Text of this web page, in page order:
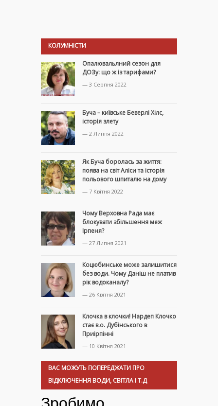
КОЛУМНІСТИ
Опалювальлний сезон для
ДОЗу: що ж із тарифами?
— 3 Серпня 2022
Буча – київське Беверлі Хілс,
історія злету
— 2 Липня 2022
Як Буча боролась за життя:
поява на світ Аліси та історія
польового шпиталю на дому
— 7 Квітня 2022
Чому Верховна Рада має
блокувати збільшення меж
Ірпеня?
— 27 Липня 2021
Коцюбинське може залишитися
без води. Чому Даніш не платив
рік водоканалу?
— 26 Квітня 2021
Клочка в клочки! Нардеп Клочко
стає в.о. Дубінського в
Приірпінні
— 10 Квітня 2021
ВАС МОЖУТЬ ПОПЕРЕДЖАТИ ПРО
ВІДКЛЮЧЕННЯ ВОДИ, СВІТЛА І Т.Д